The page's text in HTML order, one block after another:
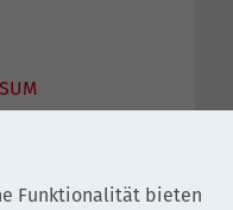
Funktionalität bieten